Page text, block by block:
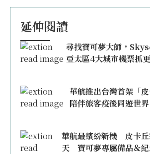
延伸閱讀
尋找寶可夢大師，
亞太區4大城市機票抓更
華航推出台灣首架「皮
陪伴旅客疫後同遊世界
華航最繽紛新機 皮卡
天 寶可夢專屬備品＆